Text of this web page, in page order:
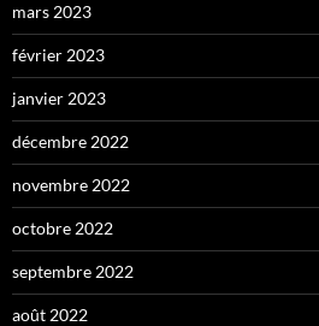
mars 2023
février 2023
janvier 2023
décembre 2022
novembre 2022
octobre 2022
septembre 2022
août 2022